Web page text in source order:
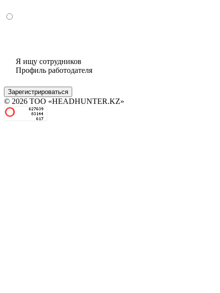
Я ищу сотрудников
Профиль работодателя
Зарегистрироваться
© 2026 ТОО «HEADHUNTER.KZ»